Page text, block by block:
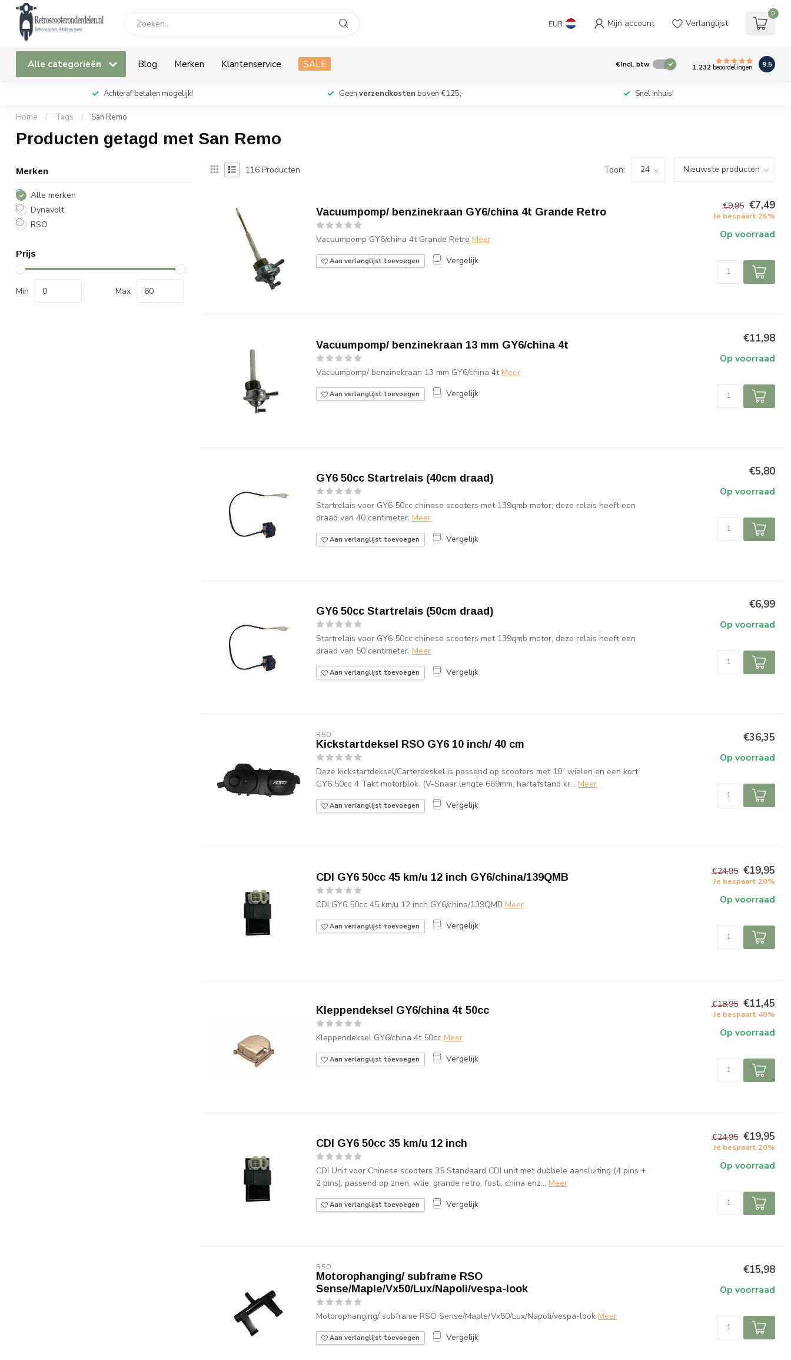
EUR Mijn account Verlanglijst
0
Alle categorieën Blog Merken Klantenservice SALE €Incl. btw 1.232 beoordelingen 9.5
Achteraf betalen mogelijk! Geen verzendkosten boven €125,- Snel inhuis!
Home / Tags / San Remo
Producten getagd met San Remo
Merken
Alle merken
Dynavolt
RSO
Prijs
Min Max
116 Producten Toon:
Vacuumpomp/ benzinekraan GY6/china 4t Grande Retro
Vacuumpomp GY6/china 4t Grande Retro Meer
Aan verlanglijst toevoegen Vergelijk
€9,95 €7,49
Je bespaart 25%
Op voorraad
Vacuumpomp/ benzinekraan 13 mm GY6/china 4t
Vacuumpomp/ benzinekraan 13 mm GY6/china 4t Meer
Aan verlanglijst toevoegen Vergelijk
€11,98
Op voorraad
GY6 50cc Startrelais (40cm draad)
Startrelais voor GY6 50cc chinese scooters met 139qmb motor, deze relais heeft een
draad van 40 centimeter. Meer
Aan verlanglijst toevoegen Vergelijk
€5,80
Op voorraad
GY6 50cc Startrelais (50cm draad)
Startrelais voor GY6 50cc chinese scooters met 139qmb motor, deze relais heeft een
draad van 50 centimeter. Meer
Aan verlanglijst toevoegen Vergelijk
€6,99
Op voorraad
RSO
Kickstartdeksel RSO GY6 10 inch/ 40 cm
Deze kickstartdeksel/Carterdeskel is passend op scooters met 10” wielen en een kort
GY6 50cc 4 Takt motorblok. (V-Snaar lengte 669mm, hartafstand kr... Meer
Aan verlanglijst toevoegen Vergelijk
€36,35
Op voorraad
CDI GY6 50cc 45 km/u 12 inch GY6/china/139QMB
CDI GY6 50cc 45 km/u 12 inch GY6/china/139QMB Meer
Aan verlanglijst toevoegen Vergelijk
€24,95 €19,95
Je bespaart 20%
Op voorraad
Kleppendeksel GY6/china 4t 50cc
Kleppendeksel GY6/china 4t 50cc Meer
Aan verlanglijst toevoegen Vergelijk
€18,95 €11,45
Je bespaart 40%
Op voorraad
CDI GY6 50cc 35 km/u 12 inch
CDI Unit voor Chinese scooters 35 Standaard CDI unit met dubbele aansluiting (4 pins +
2 pins), passend op znen, wlie, grande retro, fosti, china enz... Meer
Aan verlanglijst toevoegen Vergelijk
€24,95 €19,95
Je bespaart 20%
Op voorraad
RSO
Motorophanging/ subframe RSO
Sense/Maple/Vx50/Lux/Napoli/vespa-look
Motorophanging/ subframe RSO Sense/Maple/Vx50/Lux/Napoli/vespa-look Meer
Aan verlanglijst toevoegen Vergelijk
€15,98
Op voorraad